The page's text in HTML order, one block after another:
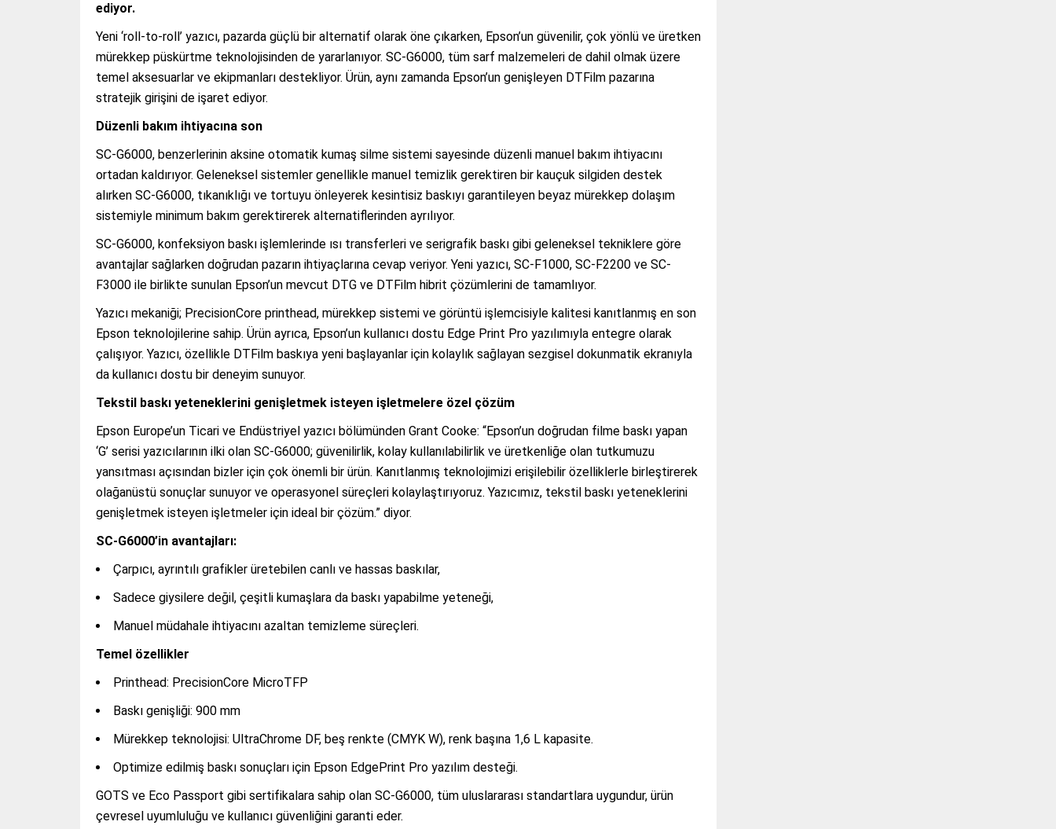
ediyor.
Yeni ‘roll-to-roll’ yazıcı, pazarda güçlü bir alternatif olarak öne çıkarken, Epson’un güvenilir, çok yönlü ve üretken
mürekkep püskürtme teknolojisinden de yararlanıyor. SC-G6000, tüm sarf malzemeleri de dahil olmak üzere
temel aksesuarlar ve ekipmanları destekliyor. Ürün, aynı zamanda Epson’un genişleyen DTFilm pazarına
stratejik girişini de işaret ediyor.
Düzenli bakım ihtiyacına son
SC-G6000, benzerlerinin aksine otomatik kumaş silme sistemi sayesinde düzenli manuel bakım ihtiyacını
ortadan kaldırıyor. Geleneksel sistemler genellikle manuel temizlik gerektiren bir kauçuk silgiden destek
alırken SC-G6000, tıkanıklığı ve tortuyu önleyerek kesintisiz baskıyı garantileyen beyaz mürekkep dolaşım
sistemiyle minimum bakım gerektirerek alternatiflerinden ayrılıyor.
SC-G6000, konfeksiyon baskı işlemlerinde ısı transferleri ve serigrafik baskı gibi geleneksel tekniklere göre
avantajlar sağlarken doğrudan pazarın ihtiyaçlarına cevap veriyor. Yeni yazıcı, SC-F1000, SC-F2200 ve SC-
F3000 ile birlikte sunulan Epson’un mevcut DTG ve DTFilm hibrit çözümlerini de tamamlıyor.
Yazıcı mekaniği; PrecisionCore printhead, mürekkep sistemi ve görüntü işlemcisiyle kalitesi kanıtlanmış en son
Epson teknolojilerine sahip. Ürün ayrıca, Epson’un kullanıcı dostu Edge Print Pro yazılımıyla entegre olarak
çalışıyor. Yazıcı, özellikle DTFilm baskıya yeni başlayanlar için kolaylık sağlayan sezgisel dokunmatik ekranıyla
da kullanıcı dostu bir deneyim sunuyor.
Tekstil baskı yeteneklerini genişletmek isteyen işletmelere özel çözüm
Epson Europe’un Ticari ve Endüstriyel yazıcı bölümünden Grant Cooke: “Epson’un doğrudan filme baskı yapan
‘G’ serisi yazıcılarının ilki olan SC-G6000; güvenilirlik, kolay kullanılabilirlik ve üretkenliğe olan tutkumuzu
yansıtması açısından bizler için çok önemli bir ürün. Kanıtlanmış teknolojimizi erişilebilir özelliklerle birleştirerek
olağanüstü sonuçlar sunuyor ve operasyonel süreçleri kolaylaştırıyoruz. Yazıcımız, tekstil baskı yeteneklerini
genişletmek isteyen işletmeler için ideal bir çözüm.” diyor.
SC-G6000’in avantajları:
Çarpıcı, ayrıntılı grafikler üretebilen canlı ve hassas baskılar,
Sadece giysilere değil, çeşitli kumaşlara da baskı yapabilme yeteneği,
Manuel müdahale ihtiyacını azaltan temizleme süreçleri.
Temel özellikler
Printhead: PrecisionCore MicroTFP
Baskı genişliği: 900 mm
Mürekkep teknolojisi: UltraChrome DF, beş renkte (CMYK W), renk başına 1,6 L kapasite.
Optimize edilmiş baskı sonuçları için Epson EdgePrint Pro yazılım desteği.
GOTS ve Eco Passport gibi sertifikalara sahip olan SC-G6000, tüm uluslararası standartlara uygundur, ürün
çevresel uyumluluğu ve kullanıcı güvenliğini garanti eder.